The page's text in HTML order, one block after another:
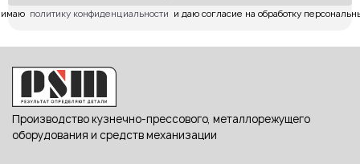
политику конфиденциальности
и даю согласие на обработку
Производство кузнечно-прессового, металлорежущего
оборудования и средств механизации